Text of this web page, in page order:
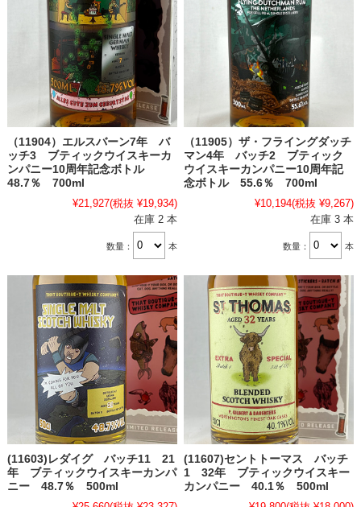
（11904）エルスバーン7年 バ
ッチ3 ブティックウイスキーカ
ンパニー10周年記念ボトル
48.7％ 700ml
¥21,927(税抜 ¥19,934)
在庫 2 本
数量： 本
（11905）ザ・フライングダッチ
マン4年 バッチ2 ブティック
ウイスキーカンパニー10周年記
念ボトル 55.6％ 700ml
¥10,194(税抜 ¥9,267)
在庫 3 本
数量： 本
(11603)レダイグ バッチ11 21
年 ブティックウイスキーカンパ
ニー 48.7％ 500ml
(11607)セントトーマス バッチ
1 32年 ブティックウイスキー
カンパニー 40.1％ 500ml